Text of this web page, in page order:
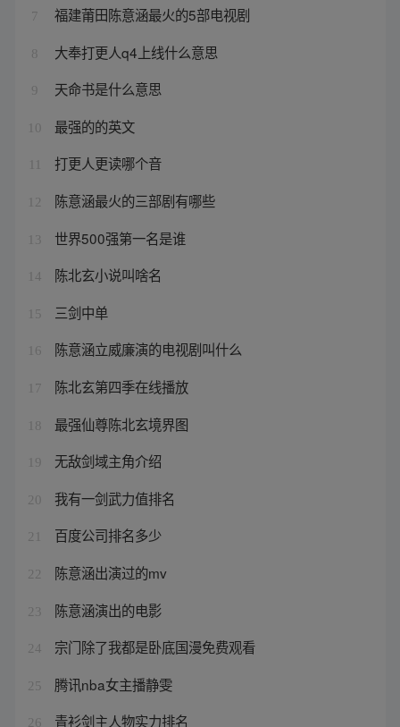
7 福建莆田陈意涵最火的5部电视剧
8 大奉打更人q4上线什么意思
9 天命书是什么意思
10 最强的的英文
打更人更读哪个音
12 陈意涵最火的三部剧有哪些
13 世界500强第一名是谁
14 陈北玄小说叫啥名
15 三剑中单
16 陈意涵立威廉演的电视剧叫什么
17 陈北玄第四季在线播放
18 最强仙尊陈北玄境界图
19 无敌剑域主角介绍
20 我有一剑武力值排名
21 百度公司排名多少
22 陈意涵出演过的mv
23 陈意涵演出的电影
24 宗门除了我都是卧底国漫免费观看
25 腾讯nba女主播静雯
26 青衫剑主人物实力排名